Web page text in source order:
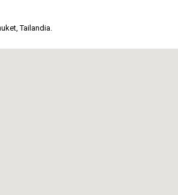
Tailandia.